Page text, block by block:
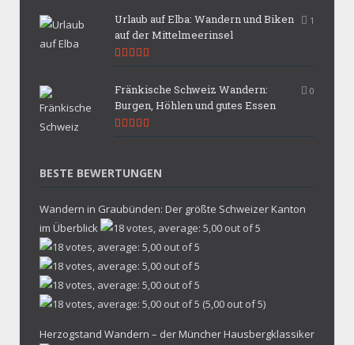
1
Urlaub auf Elba: Wandern und Biken
auf der Mittelmeerinsel
0
Fränkische Schweiz Wandern:
Burgen, Höhlen und gutes Essen
BESTE BEWERTUNGEN
Wandern in Graubünden: Der größte Schweizer Kanton
im Überblick
(5,00 out of 5)
Herzogstand Wandern – der Müncher Hausbergklassiker